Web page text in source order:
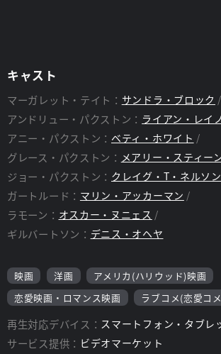
キャスト
マーガレット・テイト： サンドラ・ブロック
アンドリュー・パクストン： ライアン・レイ
アニー・パクストン： ベティ・ホワイト
グレース・パクストン： メアリー・スティー
ジョー・パクストン： クレイグ・T・ネルソン
ガートルード： マリン・アッカーマン
ラモーン： オスカー・ヌニェス
ギルバートソン： デニス・オヘヤ
映画 洋画
アメリカ(ハリウッド)映画
恋愛映画・ロマンス映画
ラブコメ(恋愛コ
再生対応デバイス： スマートフォン・タブレ
サービス提供： ビデオマーケット